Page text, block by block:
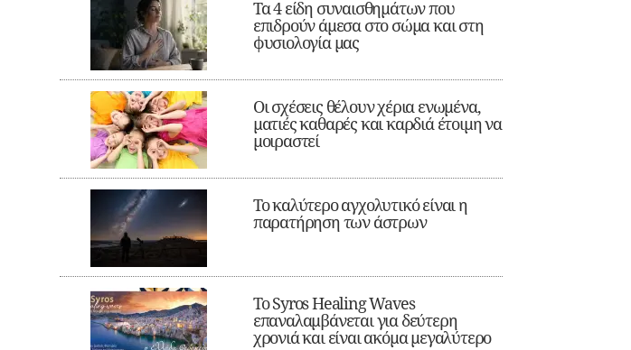
Τα 4 είδη συναισθημάτων που
επιδρούν άμεσα στο σώμα και στη
φυσιολογία μας
Οι σχέσεις θέλουν χέρια ενωμένα,
ματιές καθαρές και καρδιά έτοιμη να
μοιραστεί
Το καλύτερο αγχολυτικό είναι η
παρατήρηση των άστρων
Το Syros Healing Waves
επαναλαμβάνεται για δεύτερη
χρονιά και είναι ακόμα μεγαλύτερο